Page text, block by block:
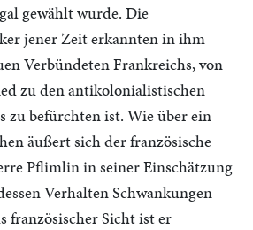
gewählt wurde. Die
jener Zeit erkannten in ihm
Verbündeten Frankreichs, von
zu den antikolonialistischen
zu befürchten ist. Wie über ein
äußert sich der französische
Pflimlin in seiner Einschätzung
Verhalten Schwankungen
französischer Sicht ist er